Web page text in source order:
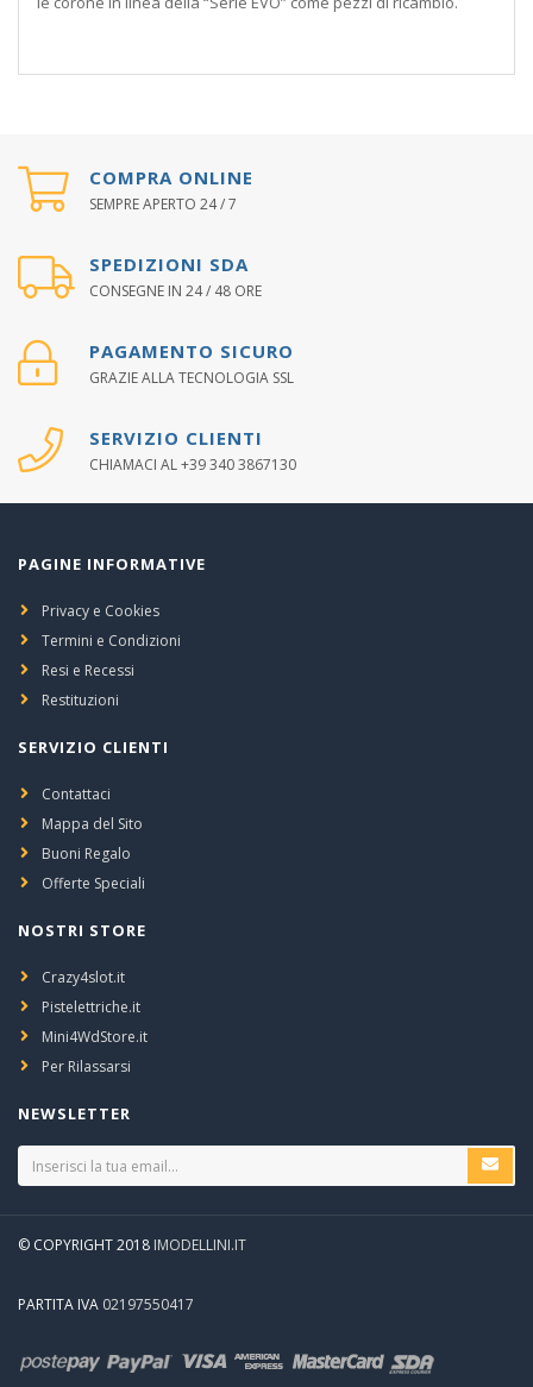
COMPRA ONLINE
SEMPRE APERTO 24 / 7
SPEDIZIONI SDA
CONSEGNE IN 24 / 48 ORE
PAGAMENTO SICURO
GRAZIE ALLA TECNOLOGIA SSL
SERVIZIO CLIENTI
CHIAMACI AL +39 340 3867130
PAGINE INFORMATIVE
Privacy e Cookies
Termini e Condizioni
Resi e Recessi
Restituzioni
SERVIZIO CLIENTI
Contattaci
Mappa del Sito
Buoni Regalo
Offerte Speciali
NOSTRI STORE
Crazy4slot.it
Pistelettriche.it
Mini4WdStore.it
Per Rilassarsi
NEWSLETTER
© COPYRIGHT 2018 IMODELLINI.IT
PARTITA IVA 02197550417